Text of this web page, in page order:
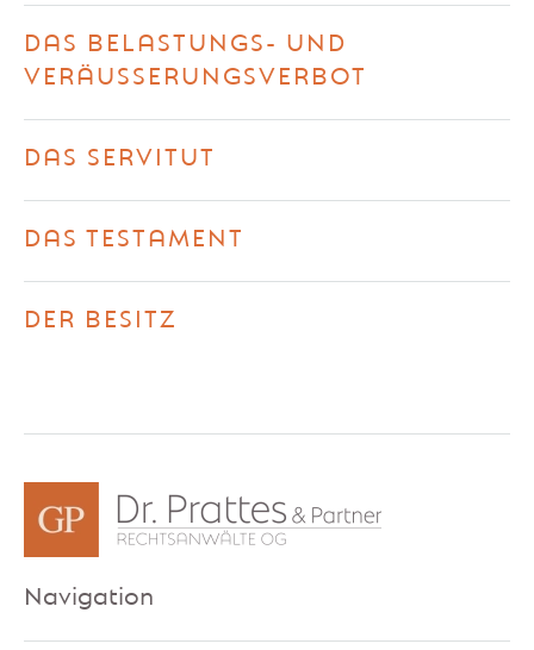
DAS BELASTUNGS- UND
VERÄUSSERUNGSVERBOT
DAS SERVITUT
DAS TESTAMENT
DER BESITZ
Navigation